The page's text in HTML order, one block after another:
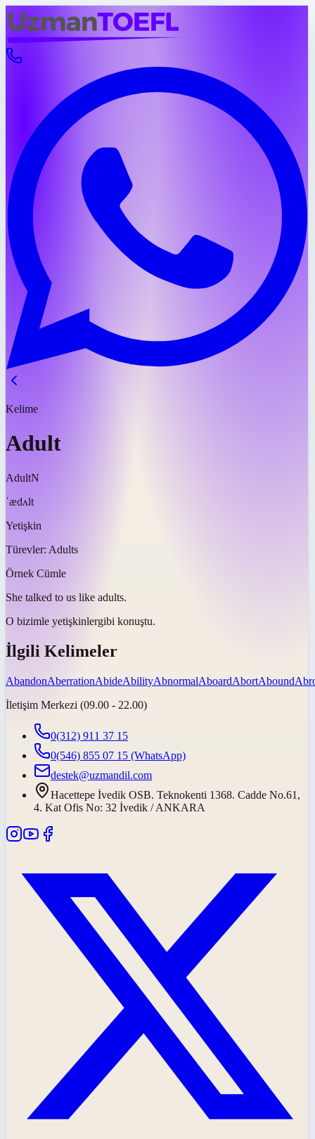
Kelime
Adult
AdultN
ˈædʌlt
Yetişkin
Türevler: Adults
Örnek Cümle
She talked to us like adults.
O bizimle yetişkinlergibi konuştu.
İlgili Kelimeler
AbandonAberrationAbideAbilityAbnormalAboardAbortAbound
İletişim Merkezi (09.00 - 22.00)
0(312) 911 37 15
0(546) 855 07 15 (WhatsApp)
destek@uzmandil.com
Hacettepe İvedik OSB. Teknokenti 1368. Cadde No.61,
4. Kat Ofis No: 32 İvedik / ANKARA